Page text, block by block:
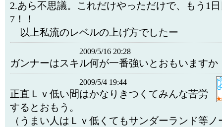
2.あら不思議。これだけやっただけで、もう1
7！！
以上私流のレベルの上げ方でしたー
2009/5/16 20:28
ガンナーはスキル何が一番強いとおもいますか
2009/5/4 19:44
正直Ｌｖ低い間はかなりきつくてみんな苦労
するとおもう。
（うまい人はＬｖ低くてもサンダーランド等